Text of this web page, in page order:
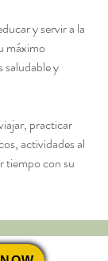
y servir a la
máximo
saludable y
practicar
actividades al
tiempo con su